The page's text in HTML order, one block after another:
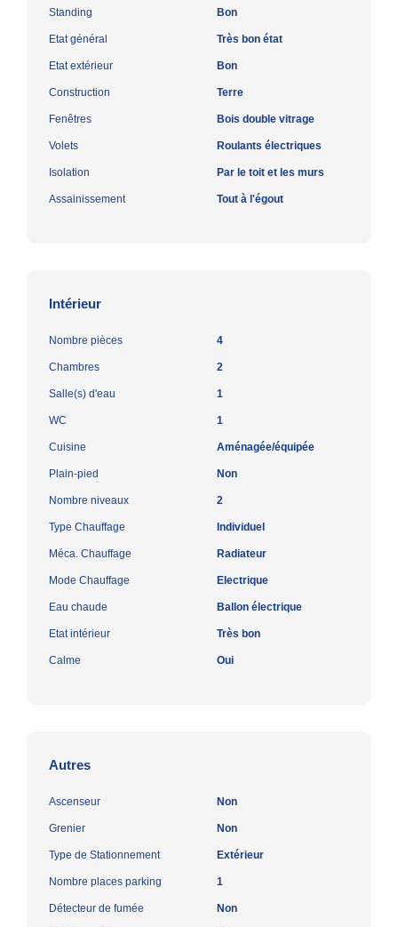
Standing Bon
Etat général Très bon état
Etat extérieur Bon
Construction Terre
Fenêtres Bois double vitrage
Volets Roulants électriques
Isolation Par le toit et les murs
Assainissement Tout à l'égout
Intérieur
Nombre pièces 4
Chambres 2
Salle(s) d'eau 1
WC 1
Cuisine Aménagée/équipée
Plain-pied Non
Nombre niveaux 2
Type Chauffage Individuel
Méca. Chauffage Radiateur
Mode Chauffage Electrique
Eau chaude Ballon électrique
Etat intérieur Très bon
Calme Oui
Autres
Ascenseur Non
Grenier Non
Type de Stationnement Extérieur
Nombre places parking 1
Détecteur de fumée Non